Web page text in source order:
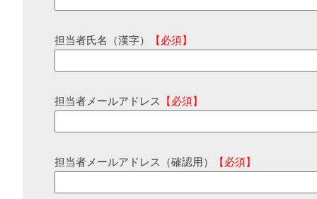
担当者氏名（漢字） 【必須】
担当者メールアドレス 【必須】
担当者メールアドレス（確認用） 【必須】